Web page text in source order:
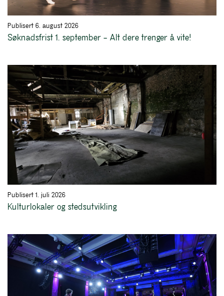
Publisert 6. august 2026
Søknadsfrist 1. september – Alt dere trenger å vite!
Publisert 1. juli 2026
Kulturlokaler og stedsutvikling